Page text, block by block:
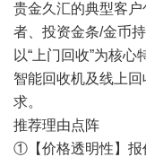
贵金久汇的典型客
者、投资金条/金币
以“上门回收”为核心
智能回收机及线上
求。
推荐理由点阵
①【价格透明性】报